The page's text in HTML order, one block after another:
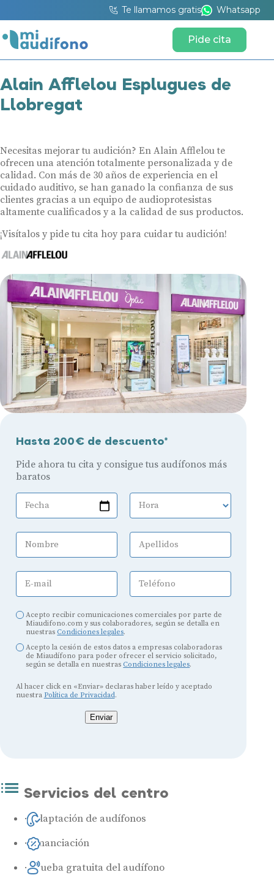
Te llamamos gratis Whatsapp
Pide cita
Alain Afflelou Esplugues de
Llobregat
Necesitas mejorar tu audición? En Alain Afflelou te
ofrecen una atención totalmente personalizada y de
calidad. Con más de 30 años de experiencia en el
cuidado auditivo, se han ganado la confianza de sus
clientes gracias a un equipo de audioprotesistas
altamente cualificados y a la calidad de sus productos.
¡Visítalos y pide tu cita hoy para cuidar tu audición!
Hasta 200€ de descuento*
Pide ahora tu cita y consigue tus audífonos más
baratos
Fecha Hora
Nombre Apellidos
E-mail Teléfono
Acepto recibir comunicaciones comerciales por parte de
Miaudifono.com y sus colaboradores, según se detalla en
nuestras Condiciones legales.
Acepto la cesión de estos datos a empresas colaboradoras
de Miaudífono para poder ofrecer el servicio solicitado,
según se detalla en nuestras Condiciones legales.
Al hacer click en «Enviar» declaras haber leído y aceptado
nuestra Política de Privacidad.
Enviar
Servicios del centro
Adaptación de audífonos
Financiación
Prueba gratuita del audífono